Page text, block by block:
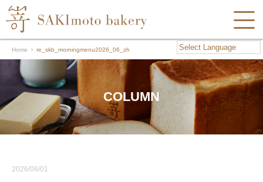
Home re_skb_morningmenu2026_06_zh
COLUMN
2026/06/01